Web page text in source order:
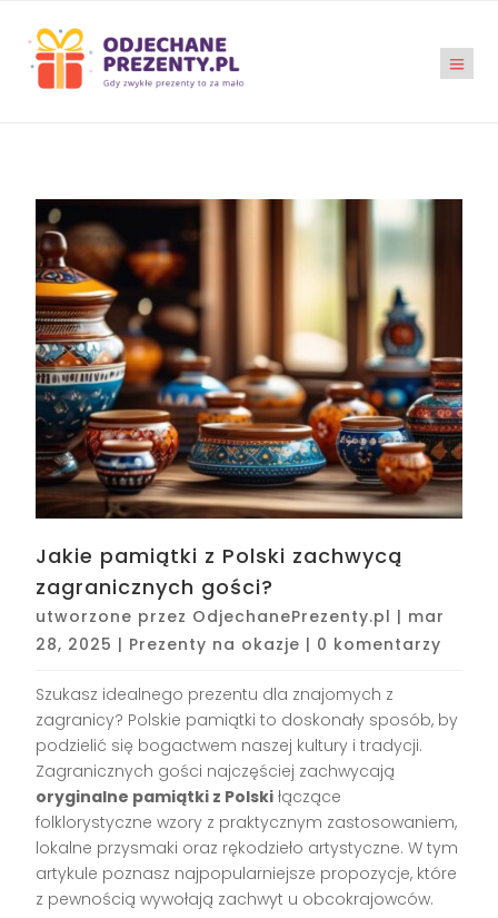
Jakie pamiątki z Polski zachwycą
zagranicznych gości?
utworzone przez OdjechanePrezenty.pl | mar
28, 2025 | Prezenty na okazje | 0 komentarzy
Szukasz idealnego prezentu dla znajomych z
zagranicy? Polskie pamiątki to doskonały sposób, by
podzielić się bogactwem naszej kultury i tradycji.
Zagranicznych gości najczęściej zachwycają
oryginalne pamiątki z Polski łączące
folklorystyczne wzory z praktycznym zastosowaniem,
lokalne przysmaki oraz rękodzieło artystyczne. W tym
artykule poznasz najpopularniejsze propozycje, które
z pewnością wywołają zachwyt u obcokrajowców.